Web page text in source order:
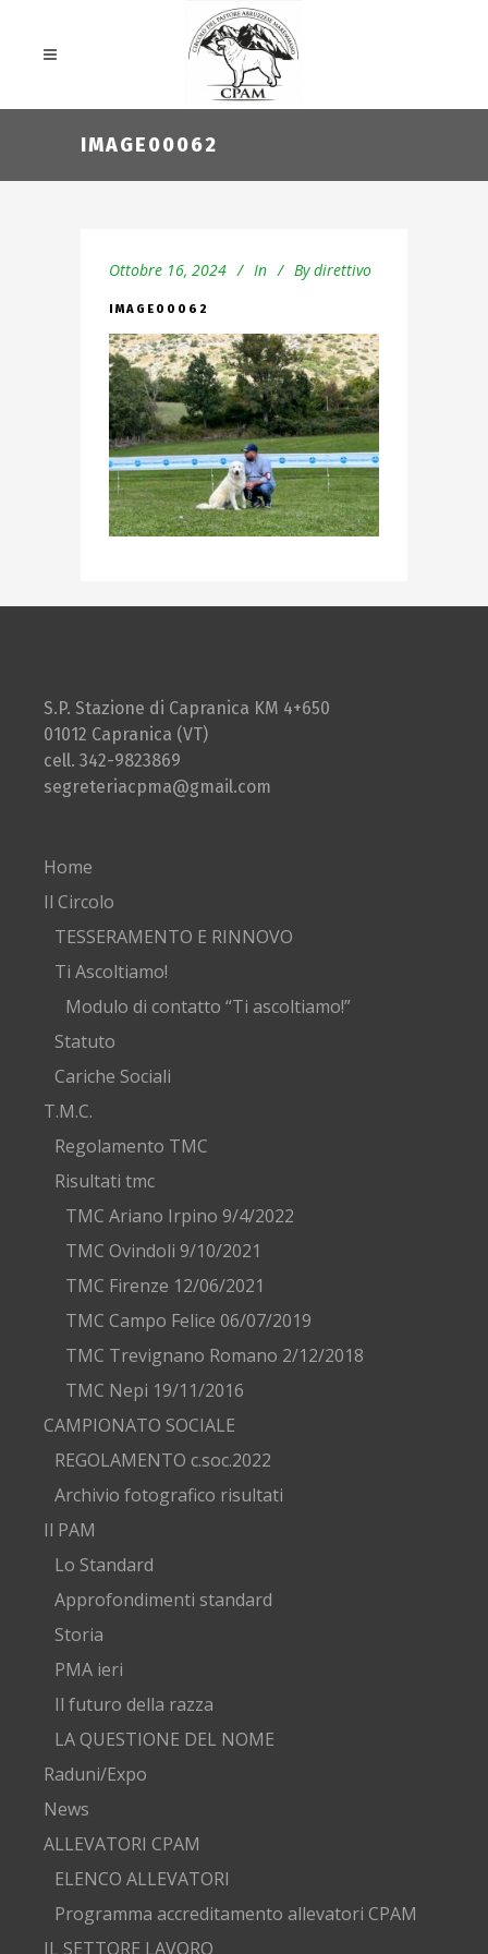
IMAGE00062
Ottobre 16, 2024 In By direttivo
IMAGE00062
S.P. Stazione di Capranica KM 4+650
01012 Capranica (VT)
cell. 342-9823869
segreteriacpma@gmail.com
Home
Il Circolo
TESSERAMENTO E RINNOVO
Ti Ascoltiamo!
Modulo di contatto “Ti ascoltiamo!”
Statuto
Cariche Sociali
T.M.C.
Regolamento TMC
Risultati tmc
TMC Ariano Irpino 9/4/2022
TMC Ovindoli 9/10/2021
TMC Firenze 12/06/2021
TMC Campo Felice 06/07/2019
TMC Trevignano Romano 2/12/2018
TMC Nepi 19/11/2016
CAMPIONATO SOCIALE
REGOLAMENTO c.soc.2022
Archivio fotografico risultati
Il PAM
Lo Standard
Approfondimenti standard
Storia
PMA ieri
Il futuro della razza
LA QUESTIONE DEL NOME
Raduni/Expo
News
ALLEVATORI CPAM
ELENCO ALLEVATORI
Programma accreditamento allevatori CPAM
IL SETTORE LAVORO